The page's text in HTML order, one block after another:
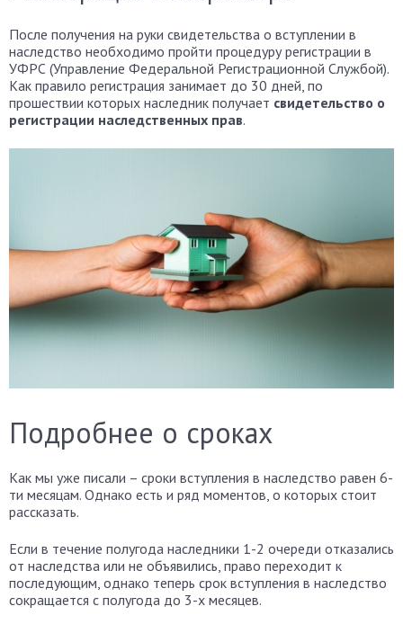
После получения на руки свидетельства о вступлении в
наследство необходимо пройти процедуру регистрации в
УФРС (Управление Федеральной Регистрационной Службой).
Как правило регистрация занимает до 30 дней, по
прошествии которых наследник получает свидетельство о
регистрации наследственных прав.
Подробнее о сроках
Как мы уже писали – сроки вступления в наследство равен 6-
ти месяцам. Однако есть и ряд моментов, о которых стоит
рассказать.
Если в течение полугода наследники 1-2 очереди отказались
от наследства или не объявились, право переходит к
последующим, однако теперь срок вступления в наследство
сокращается с полугода до 3-х месяцев.